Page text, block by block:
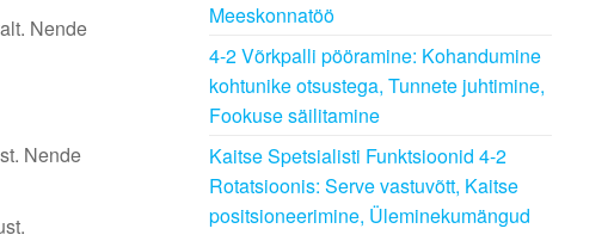
Nende
Nende
Meeskonnatöö
4-2 Võrkpalli pööramine: Kohandumine
kohtunike otsustega, Tunnete juhtimine,
Fookuse säilitamine
Kaitse Spetsialisti Funktsioonid 4-2
Rotatsioonis: Serve vastuvõtt, Kaitse
positsioneerimine, Üleminekumängud